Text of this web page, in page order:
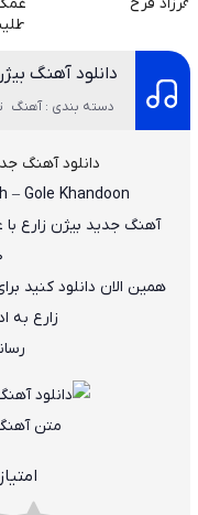
دانلود آهنگ
دسته بندی : آهنگ
دانلود آهنگ
– Gole Khandoon
آهنگ جدید بیژن زارع
همین الان دانلود کنید
زارع به
متن